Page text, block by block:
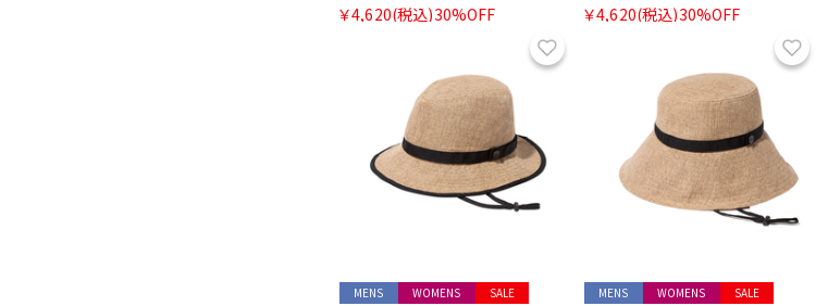
￥4,620(税込)30%OFF
￥4,620(税込)30%OFF
SALE
MENS WOMENS SALE
MENS WOMENS